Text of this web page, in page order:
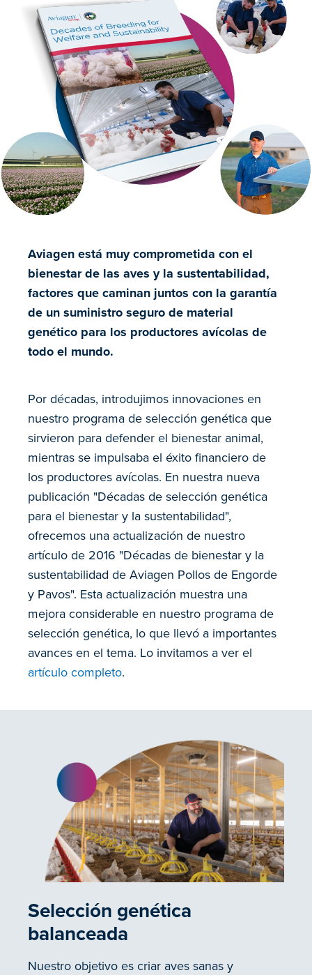
Aviagen está muy comprometida con el
bienestar de las aves y la sustentabilidad,
factores que caminan juntos con la garantía
de un suministro seguro de material
genético para los productores avícolas de
todo el mundo.
Por décadas, introdujimos innovaciones en
nuestro programa de selección genética que
sirvieron para defender el bienestar animal,
mientras se impulsaba el éxito financiero de
los productores avícolas. En nuestra nueva
publicación "Décadas de selección genética
para el bienestar y la sustentabilidad",
ofrecemos una actualización de nuestro
artículo de 2016 "Décadas de bienestar y la
sustentabilidad de Aviagen Pollos de Engorde
y Pavos". Esta actualización muestra una
mejora considerable en nuestro programa de
selección genética, lo que llevó a importantes
avances en el tema. Lo invitamos a ver el
artículo completo.
Selección genética
balanceada
Nuestro objetivo es criar aves sanas y